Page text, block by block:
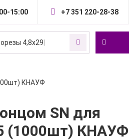
15:00 +7 351 220-28-38
4,8х29|
КНАУФ
SN для
(1000шт) КНАУФ